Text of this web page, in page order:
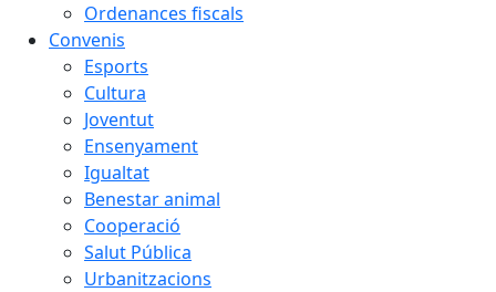
Ordenances fiscals
Convenis
Esports
Cultura
Joventut
Ensenyament
Igualtat
Benestar animal
Cooperació
Salut Pública
Urbanitzacions